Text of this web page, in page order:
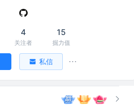
4
关注者
15
掘力值
私信